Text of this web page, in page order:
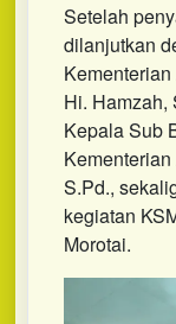
Setelah
dilanjutkan
Hi. Hamzah,
Kepala Sub
S.Pd.,
kegiatan
Morotai.